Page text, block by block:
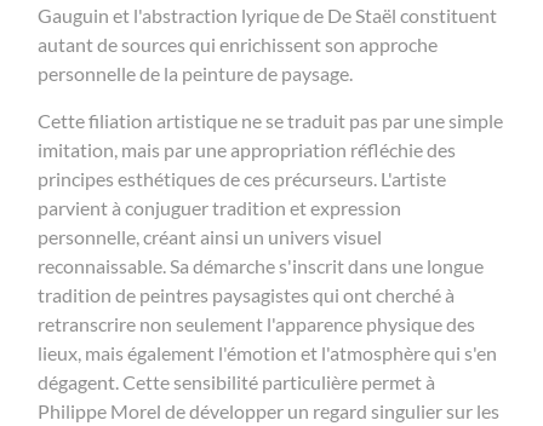
Gauguin et l'abstraction lyrique de De Staël constituent
autant de sources qui enrichissent son approche
personnelle de la peinture de paysage.
Cette filiation artistique ne se traduit pas par une simple
imitation, mais par une appropriation réfléchie des
principes esthétiques de ces précurseurs. L'artiste
parvient à conjuguer tradition et expression
personnelle, créant ainsi un univers visuel
reconnaissable. Sa démarche s'inscrit dans une longue
tradition de peintres paysagistes qui ont cherché à
retranscrire non seulement l'apparence physique des
lieux, mais également l'émotion et l'atmosphère qui s'en
dégagent. Cette sensibilité particulière permet à
Philippe Morel de développer un regard singulier sur les